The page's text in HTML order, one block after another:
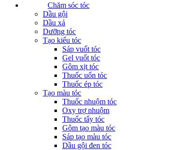
Chăm sóc tóc
Dầu gội
Dầu xả
Dưỡng tóc
Tạo kiểu tóc
Sáp vuốt tóc
Gel vuốt tóc
Gôm xịt tóc
Thuốc uốn tóc
Thuốc ép tóc
Tạo màu tóc
Thuốc nhuộm tóc
Oxy trợ nhuộm
Thuốc tẩy tóc
Gôm tạo màu tóc
Sáp tạo màu tóc
Dầu gội đen tóc